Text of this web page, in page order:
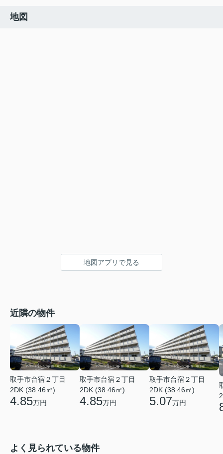
地図
地図アプリで見る
近隣の物件
取手市台宿２丁目
2DK (38.46㎡)
4.85万円
取手市台宿２丁目
2DK (38.46㎡)
4.85万円
取手市台宿２丁目
2DK (38.46㎡)
5.07万円
よく見られている物件